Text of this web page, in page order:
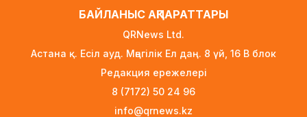
Білім гранттарының иегерлері 7 тамызда
Тоқаев «Бәйтерек» холдингінің басшысына
баспананың қолжетімділігін арттыруды
БАЙЛАНЫС АҚПАРАТТАРЫ
QRNews Ltd.
Астана қ. Есіл ауд. Мәңгілік Ел даң. 8 үй, 16 B блок
Редакция ережелері
8 (7172) 50 24 96
info@qrnews.kz